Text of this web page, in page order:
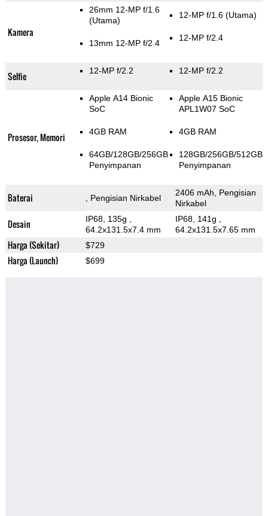
Kamera
26mm 12-MP f/1.6
(Utama)
13mm 12-MP f/2.4
12-MP f/1.6 (Utama)
12-MP f/2.4
Selfie 12-MP f/2.2 12-MP f/2.2
Prosesor, Memori
Apple A14 Bionic
SoC
4GB RAM
64GB/128GB/256GB
Penyimpanan
Apple A15 Bionic
APL1W07 SoC
4GB RAM
128GB/256GB/512GB
Penyimpanan
Baterai , Pengisian Nirkabel
2406 mAh, Pengisian
Nirkabel
Desain IP68, 135g
64.2x131.5x7.4 mm
IP68, 141g
64.2x131.5x7.65 mm
Harga (Sekitar) $729
Harga (Launch) $699